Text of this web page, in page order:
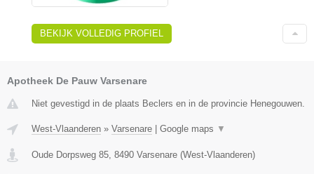
BEKIJK VOLLEDIG PROFIEL
Apotheek De Pauw Varsenare
Niet gevestigd in de plaats Beclers en in de provincie Henegouwen.
West-Vlaanderen » Varsenare Google maps ▼
Oude Dorpsweg 85 8490 Varsenare (West-Vlaanderen)